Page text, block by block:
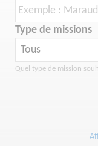
Type de missions
Quel type de mission